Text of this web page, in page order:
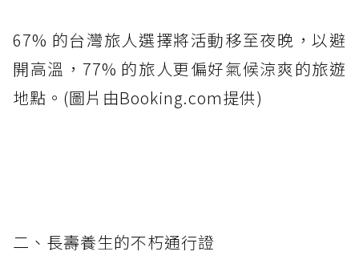
67% 的台灣旅人選擇將活動移至夜晚，以避
開高溫，77% 的旅人更偏好氣候涼爽的旅遊
地點。(圖片由Booking.com提供)
二、長壽養生的不朽通行證